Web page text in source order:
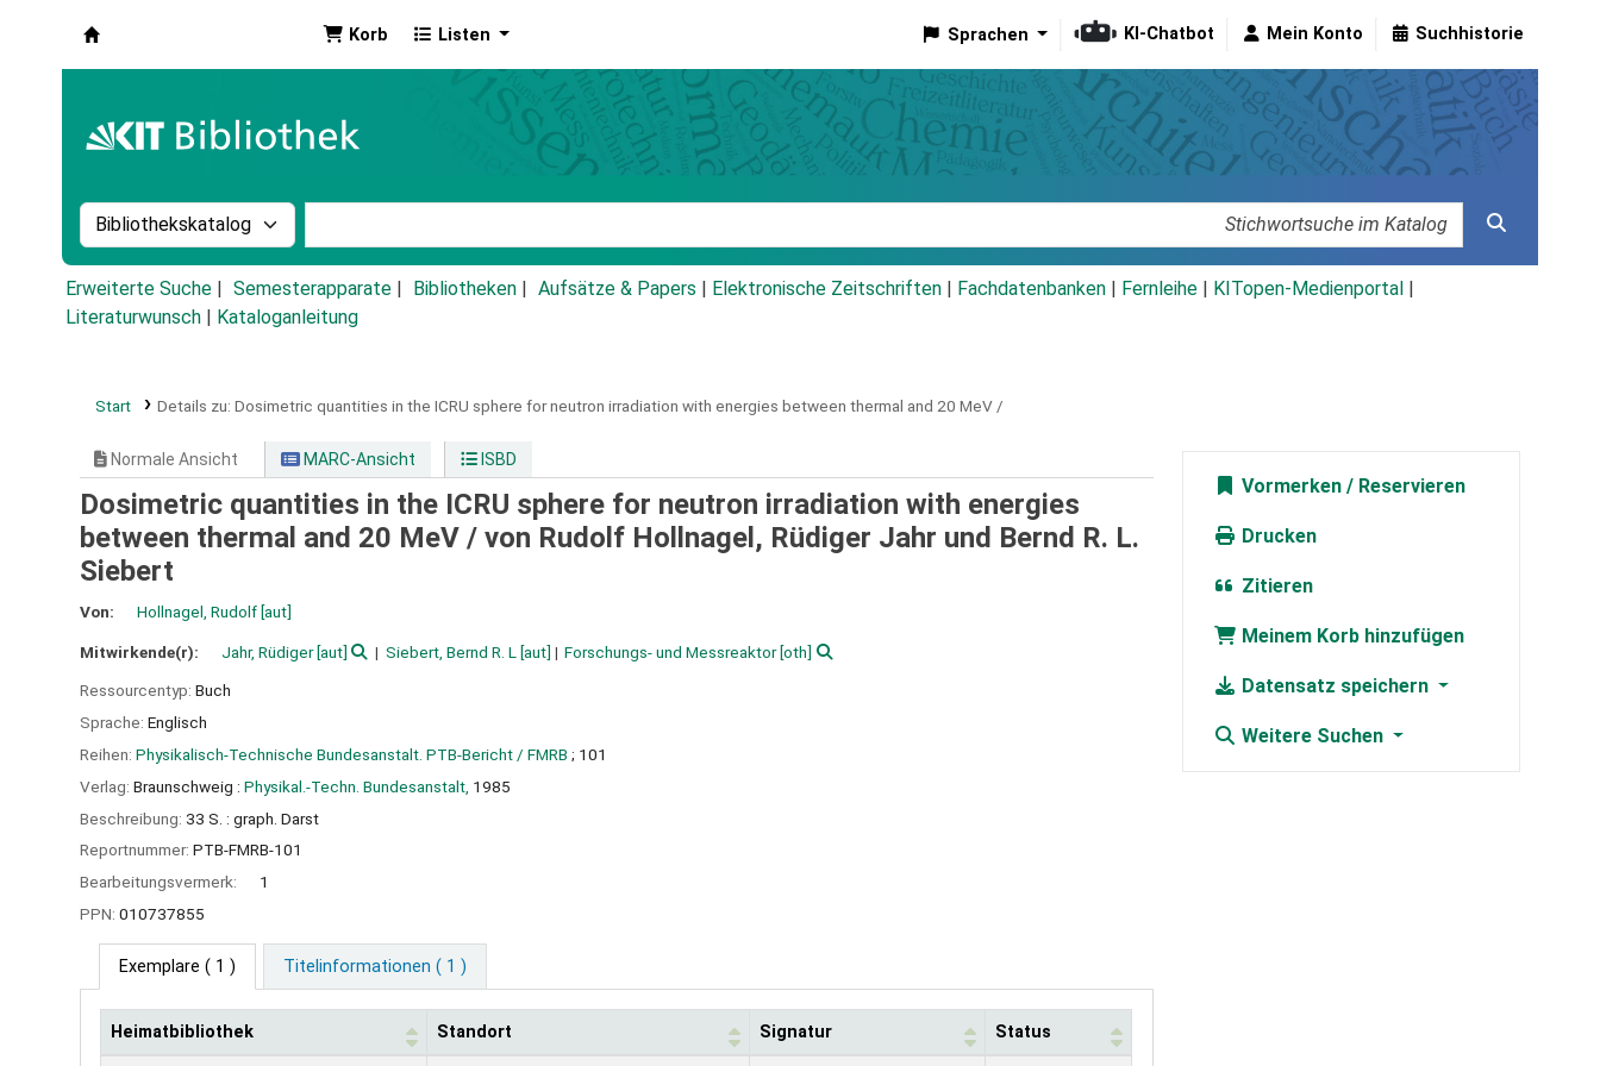
Korb Listen Sprachen KI-Chatbot Mein Konto Suchhistorie
Suche im Katalog nach:
Erweiterte Suche Semesterapparate Bibliotheken Aufsätze & Papers Elektronische Zeitschriften Fachdatenbanken Fernleihe KITopen-Medienportal
Literaturwunsch
Kataloganleitung
Start Details zu: Dosimetric quantities in the ICRU sphere for neutron irradiation with energies between thermal and 20 MeV /
Normale Ansicht MARC-Ansicht ISBD
Dosimetric quantities in the ICRU sphere for neutron irradiation with energies
between thermal and 20 MeV / von Rudolf Hollnagel, Rüdiger Jahr und Bernd R. L.
Siebert
Von: Hollnagel, Rudolf[aut]
Mitwirkende(r): Jahr, Rüdiger[aut] Siebert, Bernd R. L [aut] Forschungs- und Messreaktor[oth]
Ressourcentyp: Buch
Sprache: Englisch
Reihen: Physikalisch-Technische Bundesanstalt. PTB-Bericht / FMRB ; 101
Verlag: Braunschweig : Physikal.-Techn. Bundesanstalt, 1985
Beschreibung: 33 S. : graph. Darst
Reportnummer: PTB-FMRB-101
Bearbeitungsvermerk:
1
PPN: 010737855
Exemplare ( 1 ) Titelinformationen ( 1 )
Heimatbibliothek Standort Signatur Status
Vormerken
Drucken
Zitieren
Meinem Korb hinzufügen
Datensatz speichern
Weitere Suchen